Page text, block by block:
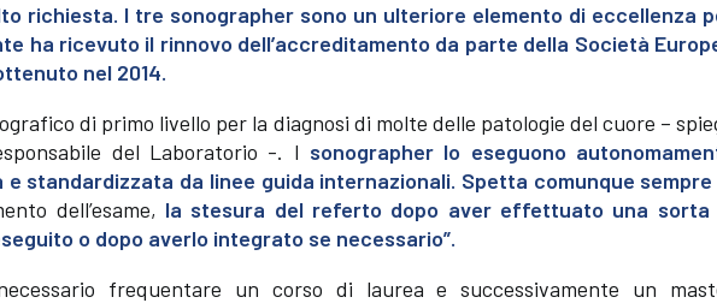
richiesta. I tre sonographer sono un ulteriore elemento di eccellenza
ha ricevuto il rinnovo dell’accreditamento da parte della Società
nel 2014.
di primo livello per la diagnosi di molte delle patologie del cuore –
del Laboratorio -. I sonographer lo eseguono
standardizzata da linee guida internazionali. Spetta comunque sempre
dell’esame, la stesura del referto dopo aver effettuato una sorta
o dopo averlo integrato se necessario”.
frequentare un corso di laurea e successivamente un